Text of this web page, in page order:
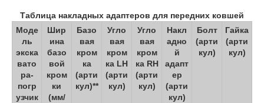
Таблица накладных адаптеров для передних ковшей
Моде
ль
экска
вато
ра-
погр
узчик
Шир
ина
базо
вой
кром
ки
(мм/
Базо
вая
кром
ка
(арти
кул)**
Угло
вая
кром
ка LH
(арти
кул)
Угло
вая
кром
ка RH
(арти
кул)
Накл
адно
й
адапт
ер
(арти
кул)
Болт
(арти
кул)
Гайка
(арти
кул)